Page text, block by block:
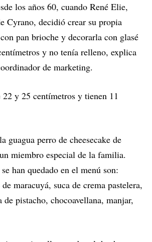
los años 60, cuando René Elie,
Cyrano, decidió crear su propia
pan brioche y decorarla con glasé
y no tenía relleno, explica
de marketing.
y 25 centímetros y tienen 11
guagua perro de cheesecake de
miembro especial de la familia.
han quedado en el menú son:
maracuyá, suca de crema pastelera,
de pistacho, chocoavellana, manjar,